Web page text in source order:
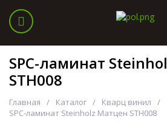
SPC-ламинат
STH008
Главная Каталог
Кварц винил
SPC-ламинат Steinholz Матцен STH008